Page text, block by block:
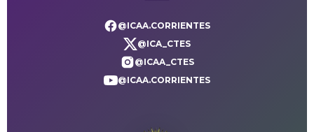
@ICAA.CORRIENTES
@ICA_CTES
@ICAA_CTES
@ICAA.CORRIENTES